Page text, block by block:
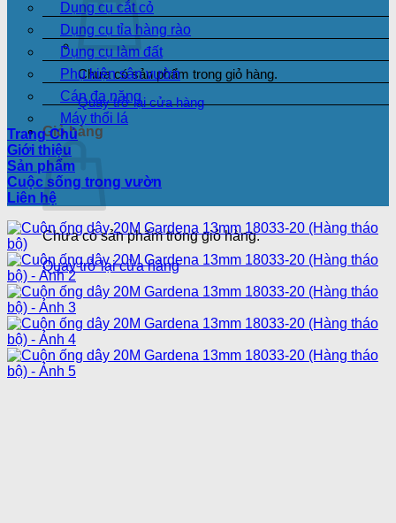
Chưa có sản phẩm trong giỏ hàng.
Quay trở lại cửa hàng
Giỏ hàng
Chưa có sản phẩm trong giỏ hàng.
Quay trở lại cửa hàng
Dụng cụ cắt cỏ
Dụng cụ tỉa hàng rào
Dụng cụ làm đất
Phụ kiện sân vườn
Cán đa năng
Máy thổi lá
Trang Chủ
Giới thiệu
Sản phẩm
Cuộc sống trong vườn
Liên hệ